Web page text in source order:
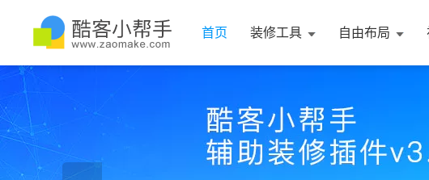
首页 装修工具 自由布局